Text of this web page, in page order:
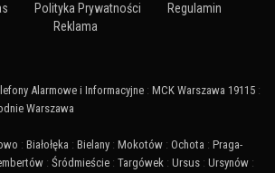
Polityka Prywatności
Regulamin
Reklama
Alarmowe i Informacyjne : MCK Warszawa 19115 :
Warszawa
: Białołęka : Bielany : Mokotów : Ochota : Praga-
: Śródmieście : Targówek : Ursus : Ursynów :